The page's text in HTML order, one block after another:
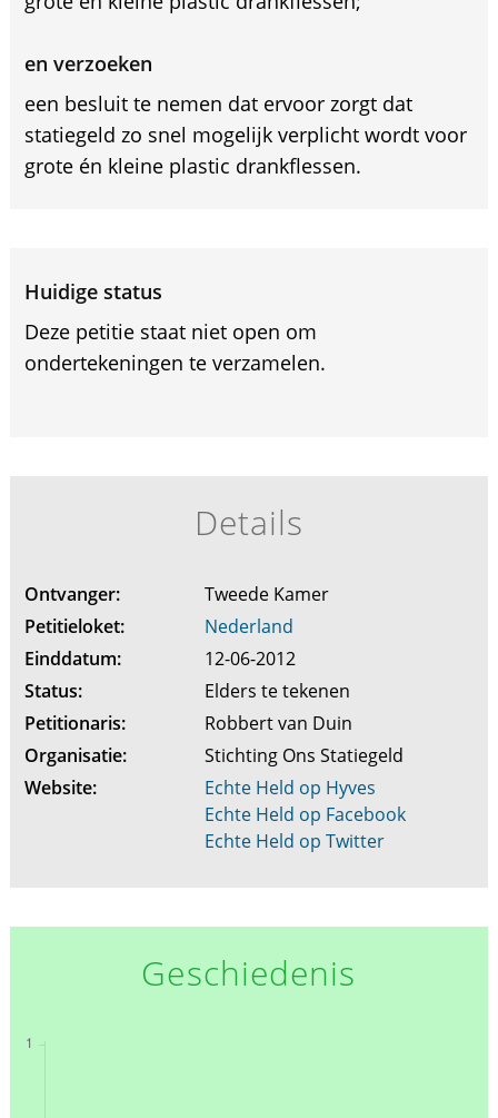
en verzoeken
een besluit te nemen dat ervoor zorgt dat
statiegeld zo snel mogelijk verplicht wordt voor
grote én kleine plastic drankflessen.
Huidige status
Deze petitie staat niet open om
ondertekeningen te verzamelen.
Details
Ontvanger:
Tweede Kamer
Petitieloket:
Nederland
Einddatum:
12-06-2012
Status:
Elders te tekenen
Petitionaris:
Robbert van Duin
Organisatie:
Stichting Ons Statiegeld
Website:
Echte Held op Hyves
Echte Held op Facebook
Echte Held op Twitter
Geschiedenis